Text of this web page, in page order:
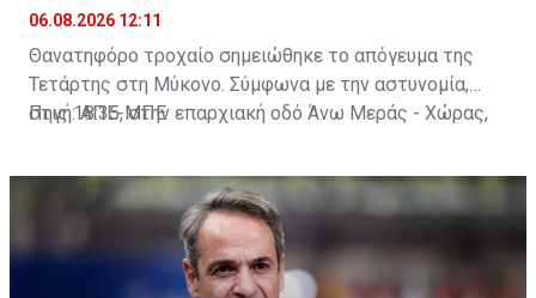
06.08.2026 12:11
Θανατηφόρο τροχαίο σημειώθηκε το απόγευμα της
Τετάρτης στη Μύκονο. Σύμφωνα με την αστυνομία,
στις 18:35, στην επαρχιακή οδό Άνω Μεράς - Χώρας,
πορείας της, πέρασε στο αντίθετο ρεύμα και
συγκρούστηκε με Ι.Χ. αυτοκίνητο που οδηγούσε
25χρονος. Από τη σύγκρουση ο 42χρονος
τραυματίστηκε θανάσιμα. Τα αίτια του δυστυχήματος
διερευνώνται από την Υποδιεύθυνση Αστυνομίας
Πηγή: ΑΠΕ-ΜΠΕ